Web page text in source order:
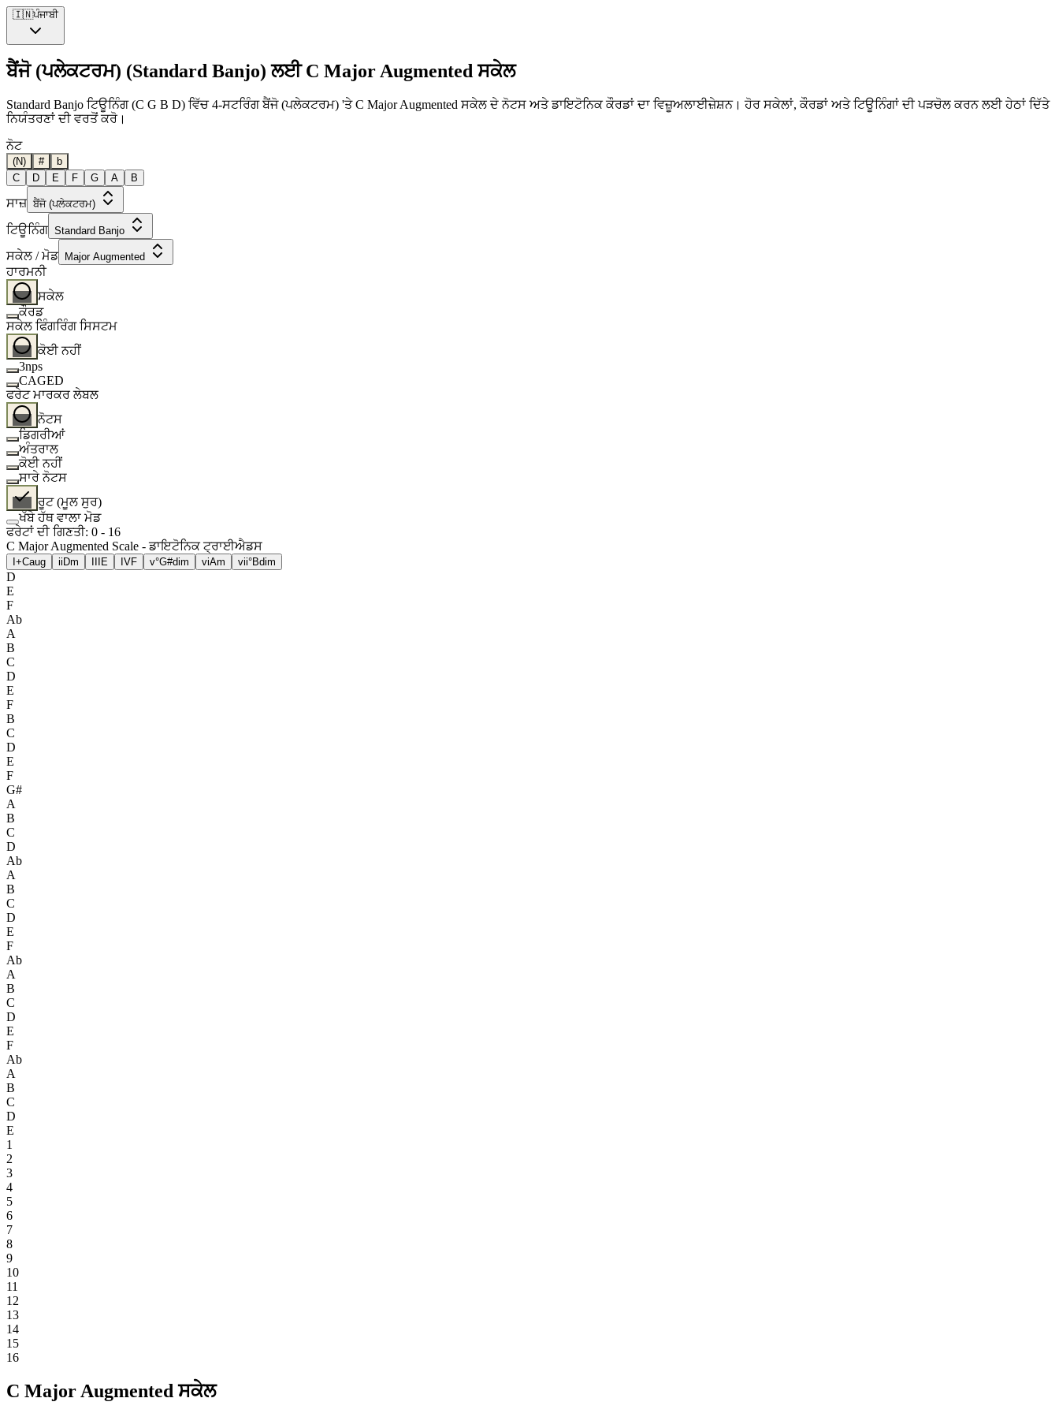
🇮🇳ਪੰਜਾਬੀ
ਬੈਂਜੋ (ਪਲੇਕਟਰਮ) (Standard Banjo) ਲਈ C Major Augmented ਸਕੇਲ
Standard Banjo ਟਿਊਨਿੰਗ (C G B D) ਵਿੱਚ 4-ਸਟਰਿੰਗ ਬੈਂਜੋ (ਪਲੇਕਟਰਮ) 'ਤੇ C Major Augmented ਸਕੇਲ ਦੇ ਨੋਟਸ ਅਤੇ ਡਾਇਟੋਨਿਕ ਕੌਰਡਾਂ ਦਾ ਵਿਜ਼ੂਅਲਾਈਜ਼ੇਸ਼ਨ। ਹੋਰ ਸਕੇਲਾਂ, ਕੌਰਡਾਂ ਅਤੇ ਟਿਊਨਿੰਗਾਂ ਦੀ ਪੜਚੋਲ ਕਰਨ ਲਈ ਹੇਠਾਂ ਦਿੱਤੇ
ਨਿਯੰਤਰਣਾਂ ਦੀ ਵਰਤੋਂ ਕਰੋ।
ਨੋਟ
(N) #
b
C
D E F G A B
ਸਾਜ਼ ਬੈਂਜੋ (ਪਲੇਕਟਰਮ)
ਟਿਊਨਿੰਗ Standard Banjo
ਸਕੇਲ / ਮੋਡ Major Augmented
ਹਾਰਮਨੀ
ਸਕੇਲ
ਕੌਰਡ
ਸਕੇਲ ਫਿੰਗਰਿੰਗ ਸਿਸਟਮ
ਕੋਈ ਨਹੀਂ
3nps
CAGED
ਫਰੇਟ ਮਾਰਕਰ ਲੇਬਲ
ਨੋਟਸ
ਡਿਗਰੀਆਂ
ਅੰਤਰਾਲ
ਕੋਈ ਨਹੀਂ
ਸਾਰੇ ਨੋਟਸ
ਰੂਟ (ਮੂਲ ਸੁਰ)
ਖੱਬੇ ਹੱਥ ਵਾਲਾ ਮੋਡ
ਫਰੇਟਾਂ ਦੀ ਗਿਣਤੀ: 0 - 16
C Major Augmented Scale - ਡਾਇਟੋਨਿਕ ਟ੍ਰਾਈਐਡਸ
I+Caug ii Dm E IVF v°G#dim viAm vii°Bdim
D
E
F
Ab
A
B
C
D
E
F
B
C
D
E
F
G#
A
B
C
D
Ab
A
B
C
D
E
F
Ab
A
B
C
D
E
F
Ab
A
B
C
D
E
1
2
3
4
5
6
7
8
9
10
11
12
13
14
15
16
C Major Augmented ਸਕੇਲ